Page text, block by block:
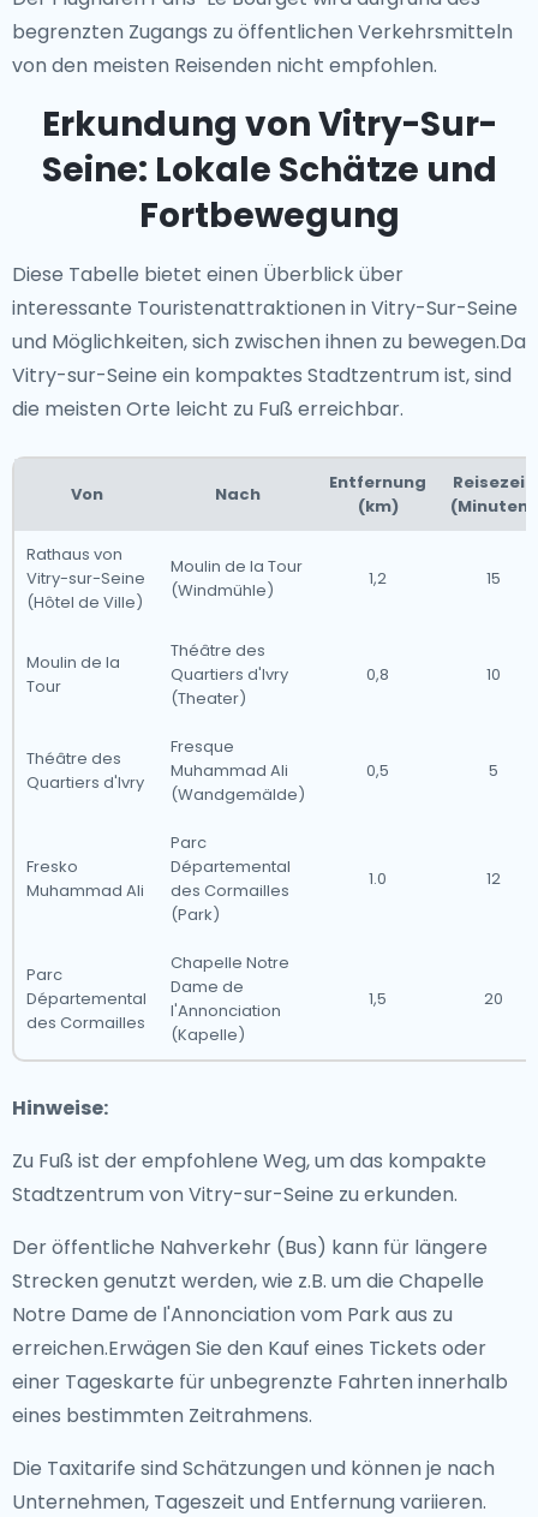
begrenzten Zugangs zu öffentlichen Verkehrsmitteln
von den meisten Reisenden nicht empfohlen.
Erkundung von Vitry-Sur-
Seine: Lokale Schätze und
Fortbewegung
Diese Tabelle bietet einen Überblick über
interessante Touristenattraktionen in Vitry-Sur-Seine
und Möglichkeiten, sich zwischen ihnen zu bewegen.Da
Vitry-sur-Seine ein kompaktes Stadtzentrum ist, sind
die meisten Orte leicht zu Fuß erreichbar.
Von Nach
Entfernung
(km)
Reisezeit
(Minuten)
Rathaus von
Vitry-sur-Seine
(Hôtel de Ville)
Moulin de la Tour
(Windmühle)
1,2 15
Moulin de la
Tour
Théâtre des
Quartiers d'Ivry
(Theater)
0,8 10
Théâtre des
Quartiers d'Ivry
Fresque
Muhammad Ali
(Wandgemälde)
0,5 5
Fresko
Muhammad Ali
Parc
Départemental
des Cormailles
(Park)
1.0 12
Parc
Départemental
des Cormailles
Chapelle Notre
Dame de
l'Annonciation
(Kapelle)
1,5 20
Hinweise:
Zu Fuß ist der empfohlene Weg, um das kompakte
Stadtzentrum von Vitry-sur-Seine zu erkunden.
Der öffentliche Nahverkehr (Bus) kann für längere
Strecken genutzt werden, wie z.B. um die Chapelle
Notre Dame de l'Annonciation vom Park aus zu
erreichen.Erwägen Sie den Kauf eines Tickets oder
einer Tageskarte für unbegrenzte Fahrten innerhalb
eines bestimmten Zeitrahmens.
Die Taxitarife sind Schätzungen und können je nach
Unternehmen, Tageszeit und Entfernung variieren.